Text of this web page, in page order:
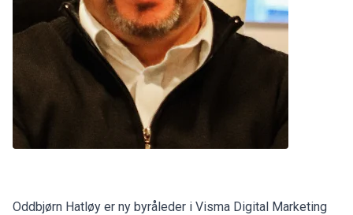
Oddbjørn Hatløy er ny byråleder i Visma Digital Marketing